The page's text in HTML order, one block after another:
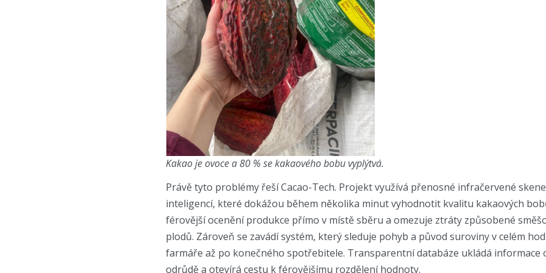
Kakao je ovoce a 80 % se kakaového bobu vyplýtvá.
Právě tyto problémy řeší Cacao-Tech. Projekt využívá přenosné infračervené
inteligencí, které dokážou během několika minut vyhodnotit kvalitu kakaových
férovější ocenění produkce přímo v místě sběru a omezuje ztráty způsobené
plodů. Zároveň se zavádí systém, který sleduje pohyb a původ suroviny v celém
farmáře až po konečného spotřebitele. Transparentní databáze ukládá informace
odrůdě a otevírá cestu k férovějšímu rozdělení hodnoty.